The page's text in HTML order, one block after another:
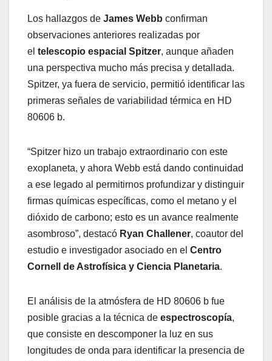
Los hallazgos de James Webb confirman
observaciones anteriores realizadas por
el telescopio espacial Spitzer, aunque añaden
una perspectiva mucho más precisa y detallada.
Spitzer, ya fuera de servicio, permitió identificar las
primeras señales de variabilidad térmica en HD
80606 b.
“Spitzer hizo un trabajo extraordinario con este
exoplaneta, y ahora Webb está dando continuidad
a ese legado al permitirnos profundizar y distinguir
firmas químicas específicas, como el metano y el
dióxido de carbono; esto es un avance realmente
asombroso”, destacó Ryan Challener, coautor del
estudio e investigador asociado en el Centro
Cornell de Astrofísica y Ciencia Planetaria.
El análisis de la atmósfera de HD 80606 b fue
posible gracias a la técnica de espectroscopía,
que consiste en descomponer la luz en sus
longitudes de onda para identificar la presencia de